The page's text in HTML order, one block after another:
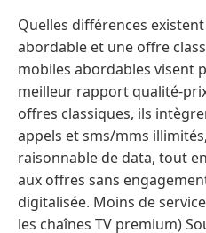
Quelles différences
abordable et une offre
mobiles abordables visent
meilleur rapport qualité-
offres classiques, ils
appels et sms/mms
raisonnable de data, tout
aux offres sans
digitalisée. Moins de
les chaînes TV premium)